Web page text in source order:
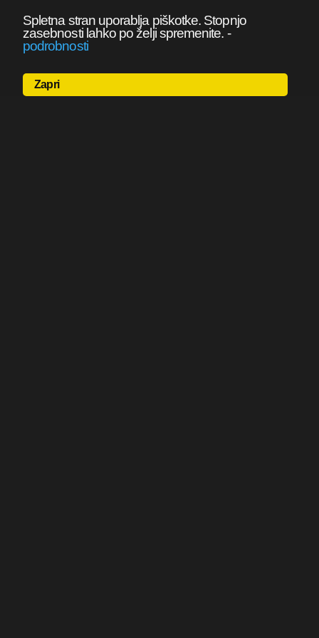
Spletna stran uporablja piškotke. Stopnjo
zasebnosti lahko po želji spremenite. -
podrobnosti
Zapri